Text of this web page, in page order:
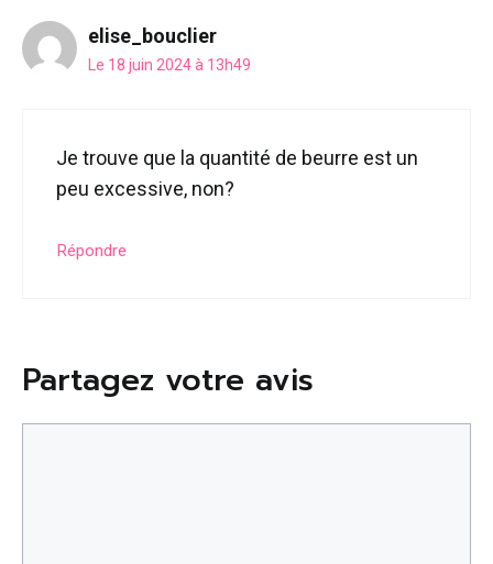
elise_bouclier
Le 18 juin 2024 à 13h49
Je trouve que la quantité de beurre est un
peu excessive, non?
Répondre
Partagez votre avis